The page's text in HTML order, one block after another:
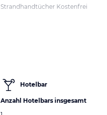
Strandhandtücher Kostenfrei
Hotelbar
Anzahl Hotelbars insgesamt